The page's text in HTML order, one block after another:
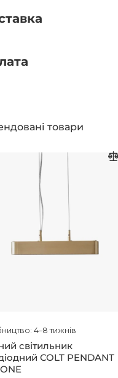
товари
4–8 тижнів
світильник
COLT PENDANT